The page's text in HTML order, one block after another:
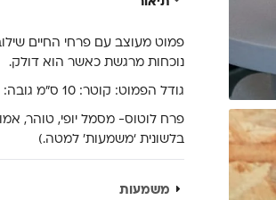
פמוט מעוצב עם פרחי החיים
נוכחות מרגשת כאשר הוא דולק.
גודל הפמוט: קוטר: 10 ס”מ גובה: 12 ס”מ
פרח לוטוס- מסמל יופי, טוהר,
בלשונית ‘משמעות’ למטה.)
משמעות